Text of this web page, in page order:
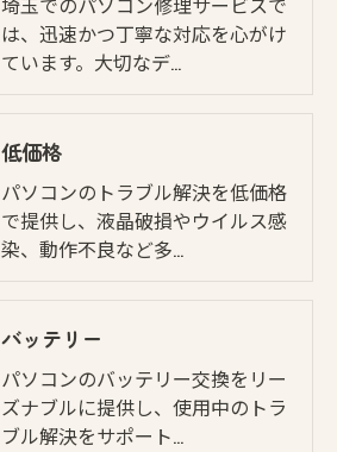
は、迅速かつ丁寧な対応を心がけ
ています。大切なデ…
低価格
パソコンのトラブル解決を低価格
で提供し、液晶破損やウイルス感
染、動作不良など多…
バッテリー
パソコンのバッテリー交換をリー
ズナブルに提供し、使用中のトラ
ブル解決をサポート…